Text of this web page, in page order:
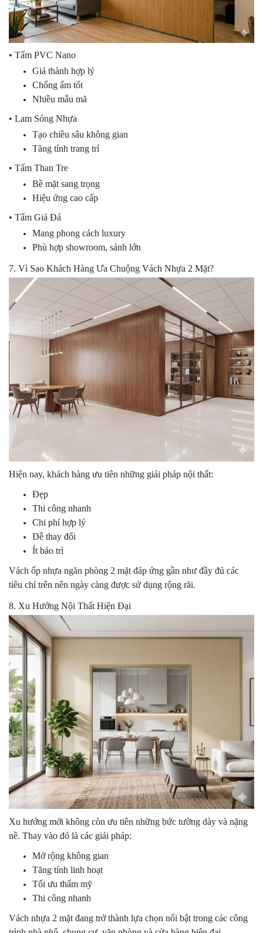
• Tấm PVC Nano
Giá thành hợp lý
Chống ẩm tốt
Nhiều mẫu mã
• Lam Sóng Nhựa
Tạo chiều sâu không gian
Tăng tính trang trí
• Tấm Than Tre
Bề mặt sang trọng
Hiệu ứng cao cấp
• Tấm Giả Đá
Mang phong cách luxury
Phù hợp showroom, sảnh lớn
7. Vì Sao Khách Hàng Ưa Chuộng Vách Nhựa 2 Mặt?
Hiện nay, khách hàng ưu tiên những giải pháp nội thất:
Đẹp
Thi công nhanh
Chi phí hợp lý
Dễ thay đổi
Ít bảo trì
Vách ốp nhựa ngăn phòng 2 mặt đáp ứng gần như đầy đủ các
tiêu chí trên nên ngày càng được sử dụng rộng rãi.
8. Xu Hướng Nội Thất Hiện Đại
Xu hướng mới không còn ưu tiên những bức tường dày và nặng
nề. Thay vào đó là các giải pháp:
Mở rộng không gian
Tăng tính linh hoạt
Tối ưu thẩm mỹ
Thi công nhanh
Vách nhựa 2 mặt đang trở thành lựa chọn nổi bật trong các công